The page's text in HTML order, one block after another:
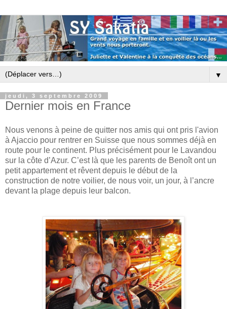
▼
jeudi, 3 septembre 2009
Dernier mois en France
Nous venons à peine de quitter nos amis qui ont pris l'avion
à Ajaccio pour rentrer en Suisse que nous sommes déjà en
route pour le continent. Plus précisément pour le Lavandou
sur la côte d’Azur. C’est là que les parents de Benoît ont un
petit appartement et rêvent depuis le début de la
construction de notre voilier, de nous voir, un jour, à l’ancre
devant la plage depuis leur balcon.